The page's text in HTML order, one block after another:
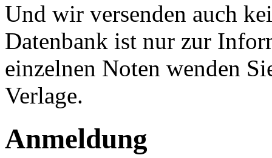
Und wir versenden auch
Datenbank ist nur zur
einzelnen Noten wenden
Verlage.
Anmeldung